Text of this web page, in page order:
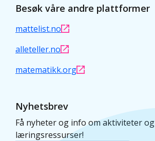
Besøk våre andre plattformer
mattelist.no
alleteller.no
matematikk.org
Nyhetsbrev
Få nyheter og info om aktiviteter og
læringsressurser!